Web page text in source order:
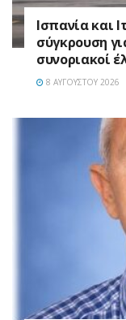
Ισπανία και
σύγκρουση
συνοριακοί
8 ΑΥΓΟΎΣΤΟΥ 2026